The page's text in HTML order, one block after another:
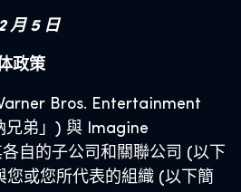
月 5 日
政策
Bros. Entertainment
兄弟」) 與 Imagine
自的子公司和關聯公司 (以下
您或您所代表的組織 (以下簡